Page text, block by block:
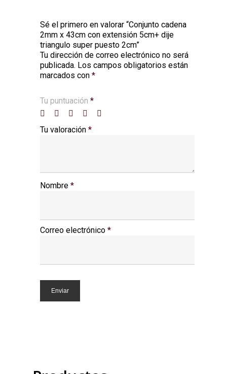
Sé el primero en valorar “Conjunto cadena
2mm x 43cm con extensión 5cm+ dije
triangulo super puesto 2cm”
Tu dirección de correo electrónico no será
publicada. Los campos obligatorios están
marcados con *
Tu puntuación *
Tu valoración *
Nombre *
Correo electrónico *
Alternative: